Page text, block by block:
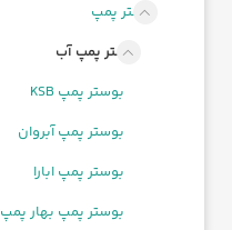
بوستر پمپ
بوستر پمپ آب
بوستر پمپ KSB
بوستر پمپ آبروان
بوستر پمپ ابارا
بوستر پمپ بهار پمپ